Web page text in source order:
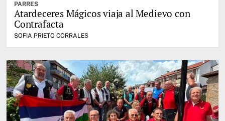
PARRES
Atardeceres Mágicos viaja al Medievo con
Contrafacta
SOFIA PRIETO CORRALES